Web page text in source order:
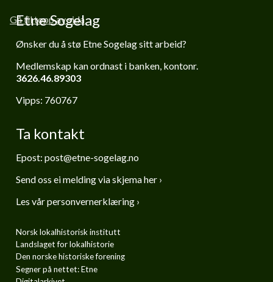
Gå til topp av sida
Etne Sogelag
Ønsker du å stø Etne Sogelag sitt arbeid?
Medlemskap kan ordnast i banken, kontonr.
3626.46.89303
Vipps: 760767
Ta kontakt
Epost: post@etne-sogelag.no
Send oss ei melding via skjema her ›
Les vår personvernerklæring ›
Norsk lokalhistorisk institutt
Landslaget for lokalhistorie
Den norske historiske forening
Segner på nettet: Etne